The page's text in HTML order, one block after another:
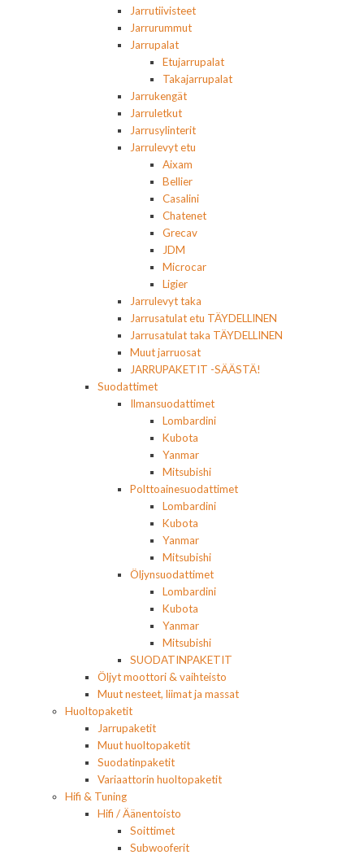
Jarrutiivisteet
Jarrurummut
Jarrupalat
Etujarrupalat
Takajarrupalat
Jarrukengät
Jarruletkut
Jarrusylinterit
Jarrulevyt etu
Aixam
Bellier
Casalini
Chatenet
Grecav
JDM
Microcar
Ligier
Jarrulevyt taka
Jarrusatulat etu TÄYDELLINEN
Jarrusatulat taka TÄYDELLINEN
Muut jarruosat
JARRUPAKETIT -SÄÄSTÄ!
Suodattimet
Ilmansuodattimet
Lombardini
Kubota
Yanmar
Mitsubishi
Polttoainesuodattimet
Lombardini
Kubota
Yanmar
Mitsubishi
Öljynsuodattimet
Lombardini
Kubota
Yanmar
Mitsubishi
SUODATINPAKETIT
Öljyt moottori & vaihteisto
Muut nesteet, liimat ja massat
Huoltopaketit
Jarrupaketit
Muut huoltopaketit
Suodatinpaketit
Variaattorin huoltopaketit
Hifi & Tuning
Hifi / Äänentoisto
Soittimet
Subwooferit